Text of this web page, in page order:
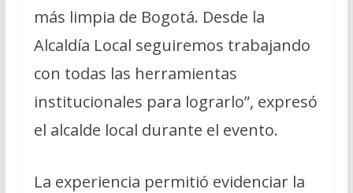
más limpia de Bogotá. Desde la
Alcaldía Local seguiremos trabajando
con todas las herramientas
institucionales para lograrlo”, expresó
el alcalde local durante el evento.
La experiencia permitió evidenciar la